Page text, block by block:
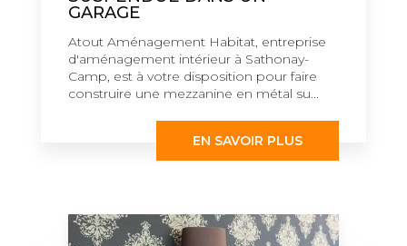
GARAGE
Atout Aménagement Habitat, entreprise
d'aménagement intérieur à Sathonay-
Camp, est à votre disposition pour faire
construire une mezzanine en métal su...
EN SAVOIR PLUS